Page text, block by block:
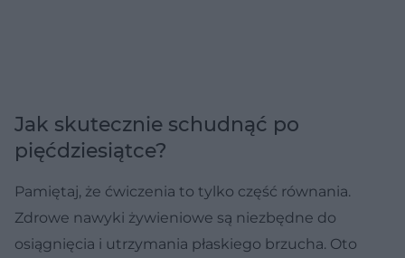
Jak skutecznie schudnąć po
pięćdziesiątce?
Pamiętaj, że ćwiczenia to tylko część równania.
Zdrowe nawyki żywieniowe są niezbędne do
osiągnięcia i utrzymania płaskiego brzucha. Oto